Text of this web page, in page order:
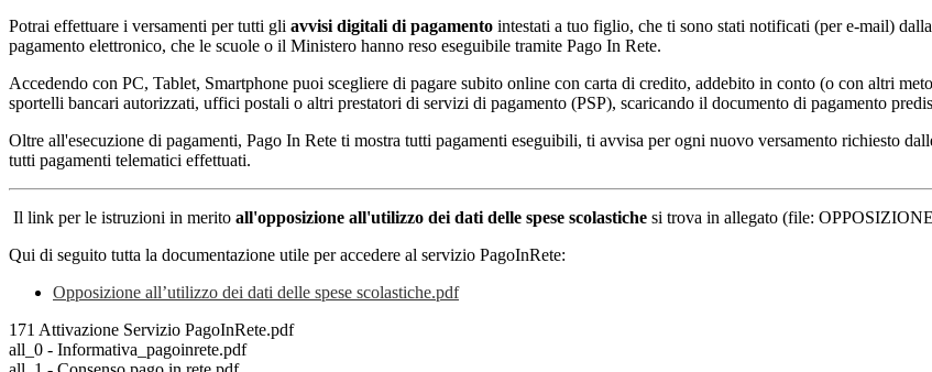
Potrai effettuare i versamenti per tutti gli avvisi digitali di pagamento intestati a tuo figlio, che ti sono stati notificati (per e-mail)
pagamento elettronico, che le scuole o il Ministero hanno reso eseguibile tramite Pago In Rete.
Accedendo con PC, Tablet, Smartphone puoi scegliere di pagare subito online con carta di credito, addebito in conto (o con altri
sportelli bancari autorizzati, uffici postali o altri prestatori di servizi di pagamento (PSP), scaricando il documento di pagamento
Oltre all'esecuzione di pagamenti, Pago In Rete ti mostra tutti pagamenti eseguibili, ti avvisa per ogni nuovo versamento richiesto
tutti pagamenti telematici effettuati.
Il link per le istruzioni in merito all'opposizione all'utilizzo dei dati delle spese scolastiche si trova in allegato (file:
Qui di seguito tutta la documentazione utile per accedere al servizio PagoInRete:
Opposizione all’utilizzo dei dati delle spese scolastiche.pdf
171 Attivazione Servizio PagoInRete.pdf
all_0 - Informativa_pagoinrete.pdf